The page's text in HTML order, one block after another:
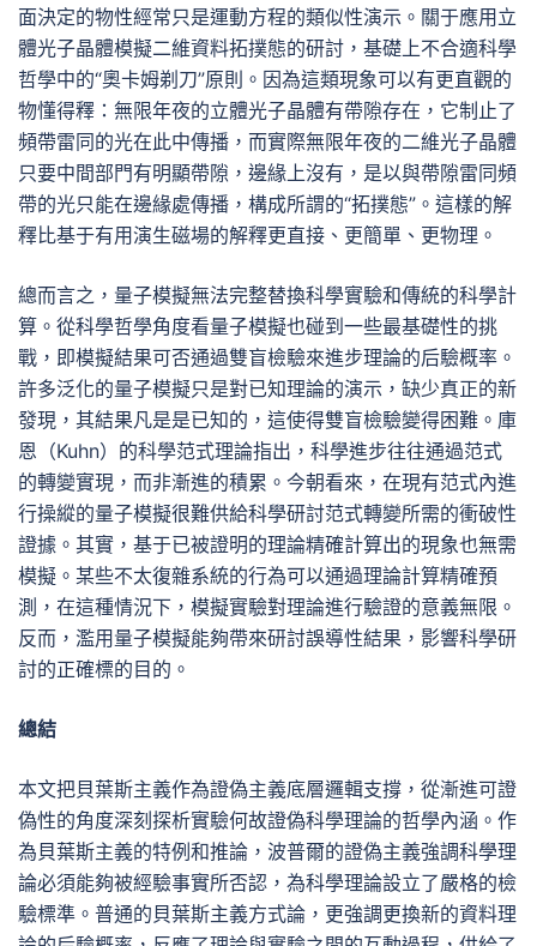
面決定的物性經常只是運動方程的類似性演示。關于應用立
體光子晶體模擬二維資料拓撲態的研討，基礎上不合適科學
哲學中的“奧卡姆剃刀”原則。因為這類現象可以有更直觀的
物懂得釋：無限年夜的立體光子晶體有帶隙存在，它制止了
頻帶雷同的光在此中傳播，而實際無限年夜的二維光子晶體
只要中間部門有明顯帶隙，邊緣上沒有，是以與帶隙雷同頻
帶的光只能在邊緣處傳播，構成所謂的“拓撲態”。這樣的解
釋比基于有用演生磁場的解釋更直接、更簡單、更物理。
總而言之，量子模擬無法完整替換科學實驗和傳統的科學計
算。從科學哲學角度看量子模擬也碰到一些最基礎性的挑
戰，即模擬結果可否通過雙盲檢驗來進步理論的后驗概率。
許多泛化的量子模擬只是對已知理論的演示，缺少真正的新
發現，其結果凡是是已知的，這使得雙盲檢驗變得困難。庫
恩（Kuhn）的科學范式理論指出，科學進步往往通過范式
的轉變實現，而非漸進的積累。今朝看來，在現有范式內進
行操縱的量子模擬很難供給科學研討范式轉變所需的衝破性
證據。其實，基于已被證明的理論精確計算出的現象也無需
模擬。某些不太復雜系統的行為可以通過理論計算精確預
測，在這種情況下，模擬實驗對理論進行驗證的意義無限。
反而，濫用量子模擬能夠帶來研討誤導性結果，影響科學研
討的正確標的目的。
總結
本文把貝葉斯主義作為證偽主義底層邏輯支撐，從漸進可證
偽性的角度深刻探析實驗何故證偽科學理論的哲學內涵。作
為貝葉斯主義的特例和推論，波普爾的證偽主義強調科學理
論必須能夠被經驗事實所否認，為科學理論設立了嚴格的檢
驗標準。普通的貝葉斯主義方式論，更強調更換新的資料理